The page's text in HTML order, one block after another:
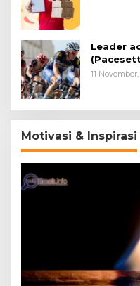
Leader
11
Motivasi & Inspirasi